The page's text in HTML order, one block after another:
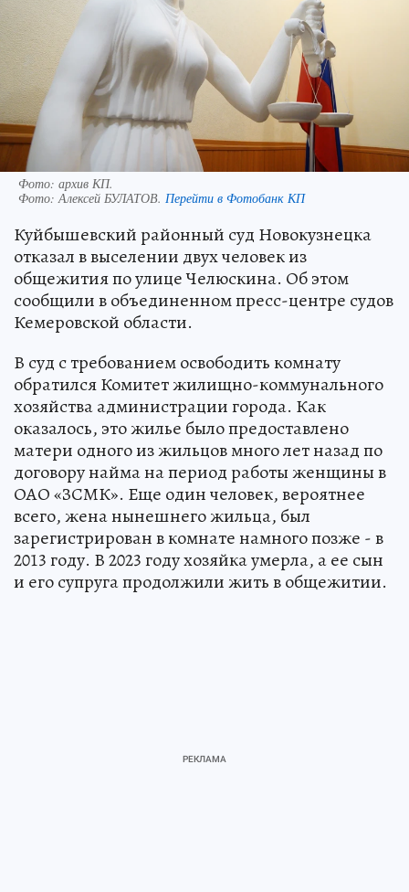
Фото: архив КП.
Фото:Алексей БУЛАТОВ. Перейти в Фотобанк КП
Куйбышевский районный суд Новокузнецка
отказал в выселении двух человек из
общежития по улице Челюскина. Об этом
сообщили в объединенном пресс-центре судов
Кемеровской области.
В суд с требованием освободить комнату
обратился Комитет жилищно-коммунального
хозяйства администрации города. Как
оказалось, это жилье было предоставлено
матери одного из жильцов много лет назад по
договору найма на период работы женщины в
ОАО «ЗСМК». Еще один человек, вероятнее
всего, жена нынешнего жильца, был
зарегистрирован в комнате намного позже - в
2013 году. В 2023 году хозяйка умерла, а ее сын
и его супруга продолжили жить в общежитии.